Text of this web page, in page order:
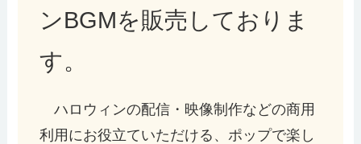
ンBGMを販売しておりま
す。
ハロウィンの配信・映像制作などの商用
利用にお役立ていただける、ポップで楽し